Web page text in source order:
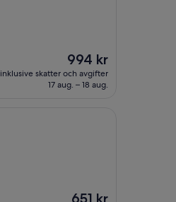
Priset
är
994 kr
994 kr
inklusive skatter och avgifter
17 aug. – 18 aug.
Priset
651 kr